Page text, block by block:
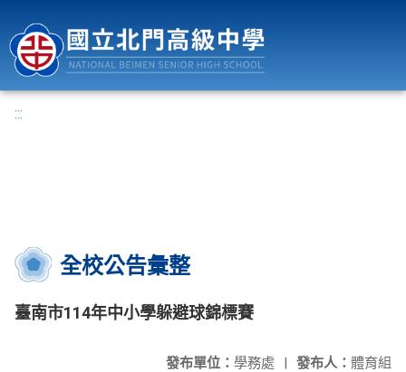
:::
全校公告彙整
臺南市114年中小學躲避球錦標賽
發布人： 體育組
發布單位： 學務處 |